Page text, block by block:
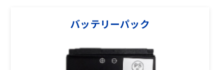
バッテリーパック